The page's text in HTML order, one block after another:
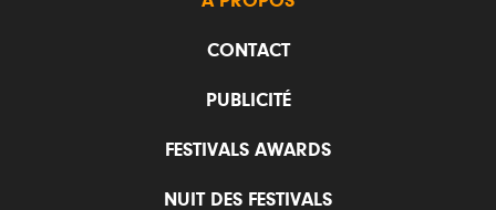
CONTACT
PUBLICITÉ
FESTIVALS AWARDS
NUIT DES FESTIVALS